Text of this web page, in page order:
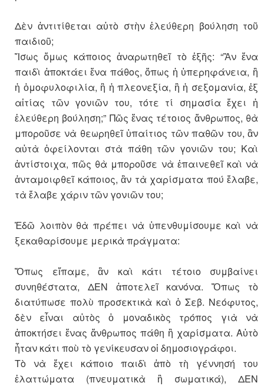
Δὲν ἀντιτίθεται αὐτὸ στὴν ἐλεύθερη βούληση τοῦ
παιδιοῦ;
Ἴσως ὅμως κάποιος ἀναρωτηθεῖ τὸ ἑξῆς: “Ἂν ἕνα
παιδὶ ἀποκτάει ἕνα πάθος, ὅπως ἡ ὑπερηφάνεια, ἢ
ἡ ὁμοφυλοφιλία, ἢ ἡ πλεονεξία, ἢ ἡ σεξομανία, ἐξ
αἰτίας τῶν γονιῶν του, τότε τί σημασία ἔχει ἡ
ἐλεύθερη βούληση;” Πῶς ἕνας τέτοιος ἄνθρωπος, θὰ
μποροῦσε νὰ θεωρηθεῖ ὑπαίτιος τῶν παθῶν του, ἂν
αὐτὰ ὀφείλονται στὰ πάθη τῶν γονιῶν του; Καὶ
ἀντίστοιχα, πῶς θὰ μποροῦσε νὰ ἐπαινεθεῖ καὶ νὰ
ἀνταμοιφθεῖ κάποιος, ἂν τὰ χαρίσματα πού ἔλαβε,
τὰ ἔλαβε χάριν τῶν γονιῶν του;
Ἐδῶ λοιπὸν θὰ πρέπει νὰ ὑπενθυμίσουμε καὶ νὰ
ξεκαθαρίσουμε μερικὰ πράγματα:
Ὅπως εἴπαμε, ἂν καὶ κάτι τέτοιο συμβαίνει
συνηθέστατα, ΔΕΝ ἀποτελεῖ κανόνα. Ὅπως τὸ
διατύπωσε πολὺ προσεκτικὰ καὶ ὁ Σεβ. Νεόφυτος,
δὲν εἶναι αὐτὸς ὁ μοναδικὸς τρόπος γιὰ νὰ
ἀποκτήσει ἕνας ἄνθρωπος πάθη ἢ χαρίσματα. Αὐτὸ
ἦταν κάτι ποὺ τὸ γενίκευσαν οἱ δημοσιογράφοι.
Τὸ νὰ ἔχει κάποιο παιδὶ ἀπὸ τὴ γέννησή του
ἐλαττώματα (πνευματικὰ ἢ σωματικά), ΔΕΝ